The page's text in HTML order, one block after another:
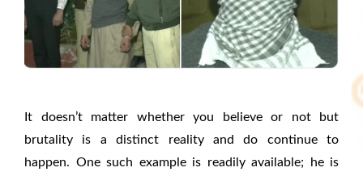
It doesn’t matter whether you believe or not but
brutality is a distinct reality and do continue to
happen. One such example is readily available; he is